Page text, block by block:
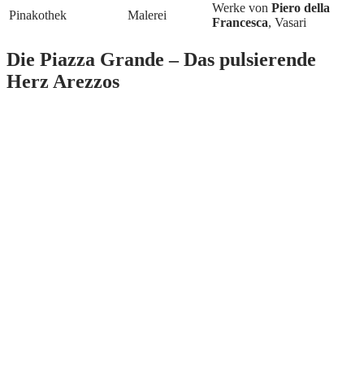
Pinakothek
Malerei
Werke von Piero della
Francesca, Vasari
Die Piazza Grande – Das pulsierende
Herz Arezzos